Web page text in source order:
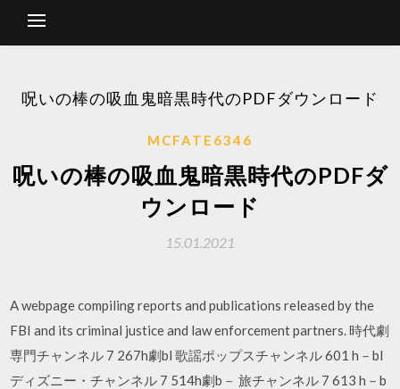
呪いの棒の吸血鬼暗黒時代のPDFダウンロード
MCFATE6346
呪いの棒の吸血鬼暗黒時代のPDFダ
ウンロード
15.01.2021
A webpage compiling reports and publications released by the
FBI and its criminal justice and law enforcement partners. 時代劇
専門チャンネル 7 267h劇bl 歌謡ポップスチャンネル 601 h－bl
ディズニー・チャンネル 7 514h劇b－ 旅チャンネル 7 613 h－b